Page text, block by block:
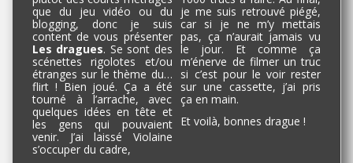
que du jeu vidéo ou du
blogging, donc je suis
content de vous présenter
Les dragues. Se sont des
scénettes rigolotes et/ou
étranges sur le thème du…
flirt ! Bien joué. Ça a été
tourné à l’arrache, avec
quelques idées en tête et
les gens qui pouvaient
venir. J’ai laissé Violaine
s’occuper du cadre,
je me suis retrouvé piégé,
car si je ne m’y mettais
pas, ça n’aurait jamais vu
le jour. Et comme ça
m’énerve de filmer un truc
si c’est pour le voir rester
sur une cassette, j’ai pris
ça en main.
Et voilà, bonnes drague !